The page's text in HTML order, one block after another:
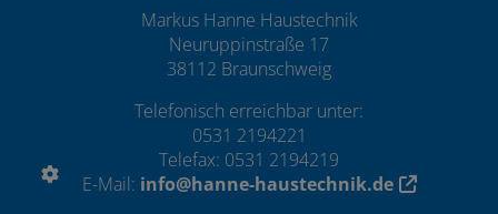
Markus Hanne Haustechnik
Neuruppinstraße 17
38112 Braunschweig
Telefonisch erreichbar unter:
0531 2194221
Telefax: 0531 2194219
E-Mail: info@hanne-haustechnik.de